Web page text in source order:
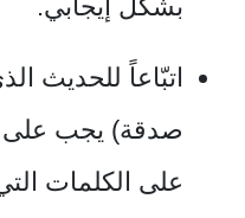
بشكل إيجابي.
اتبّاعاً للحديث
صدقة) يجب على
على الكلمات